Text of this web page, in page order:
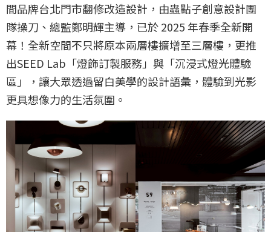
間品牌台北門市翻修改造設計，由蟲點子創意設計團
隊操刀、總監鄭明輝主導，已於 2025 年春季全新開
幕！全新空間不只將原本兩層樓擴增至三層樓，更推
出SEED Lab「燈飾訂製服務」與「沉浸式燈光體驗
區」，讓大眾透過留白美學的設計語彙，體驗到光影
更具想像力的生活氛圍。